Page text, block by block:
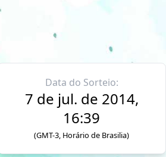
Data do Sorteio:
7 de jul. de 2014,
16:39
(GMT-3, Horário de Brasilia)